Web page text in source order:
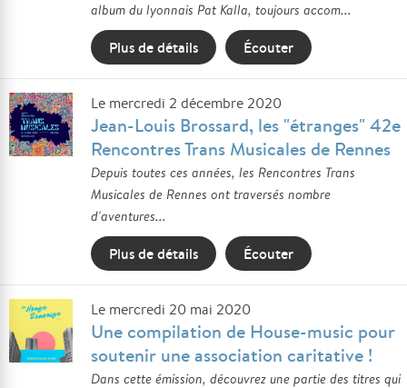
album du lyonnais Pat Kalla, toujours accom...
Plus de détails Écouter
Le mercredi 2 décembre 2020
Jean-Louis Brossard, les "étranges" 42e
Rencontres Trans Musicales de Rennes
Depuis toutes ces années, les Rencontres Trans
Musicales de Rennes ont traversés nombre
d'aventures...
Plus de détails Écouter
Le mercredi 20 mai 2020
Une compilation de House-music pour
soutenir une association caritative !
Dans cette émission, découvrez une partie des titres qui